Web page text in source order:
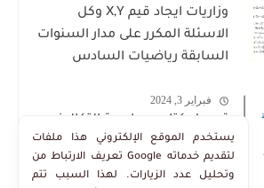
وزاريات ايجاد قيم X,Y وكل
الاسئلة المكرر على مدار السنوات
السابقة رياضيات السادس
فبراير 3, 2024
للصف الثالث تجاري قسم
محاسبة
يستخدم الموقع الإلكتروني هذا ملفات
تعريف الارتباط من Google لتقديم خدماته
وتحليل عدد الزيارات. لهذا السبب تتم